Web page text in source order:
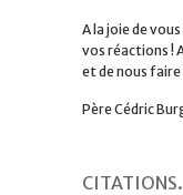
A la joie de
vos réactions !
et de nous faire
Père Cédric
CITATIONS.